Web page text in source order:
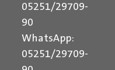
05251/29709-
90
WhatsApp:
05251/29709-